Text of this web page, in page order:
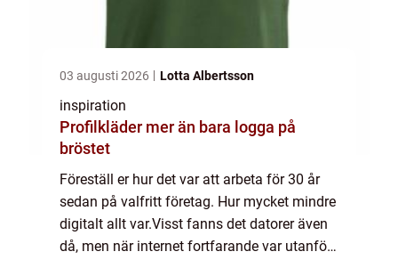
03 augusti 2026 Lotta Albertsson
inspiration
Profilkläder mer än bara logga på
bröstet
Föreställ er hur det var att arbeta för 30 år
sedan på valfritt företag. Hur mycket mindre
digitalt allt var.Visst fanns det datorer även
då, men när internet fortfarande var utanför